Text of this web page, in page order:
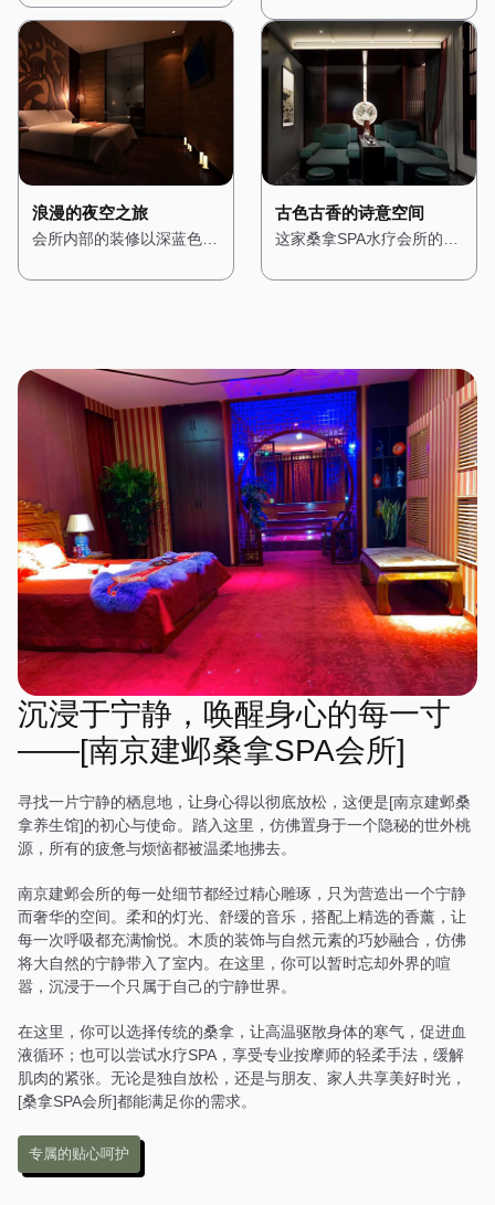
一个远离都市喧嚣的隐秘花
园，让每一位顾客都能在这
里找到属于自己的宁静。
待遇，无论是从环境的布置
还是服务的细节，都让人感
受到无与伦比的奢华体验。
漫着淡淡的檀香，让人瞬间
放松下来。 桑拿房的设计
简约而精致，采用传统的日
式风格，搭配竹编的装饰和
榻榻米，让人在享受桑拿的
同时，也能感受到禅意的宁
静。水疗区域则配备了舒适
的按摩床和私人浴缸，每个
房间都经过精心布置，搭配
柔软的棉麻布艺，营造出一
种温馨而舒适的感觉。 在
滩，让人仿佛能感受到阳光
的温暖。 桑拿房被设计成
圆形，四周环绕着蓝色的瓷
砖，搭配白色的装饰线条，
仿佛置身于海洋之中。水疗
区域则配备了舒适的按摩床
和私人浴缸，每个房间都经
过精心布置，搭配蓝色的窗
帘和海洋元素的装饰，营造
出一种浪漫而惬意的感觉。
在这里，每一次呼吸都能感
现出都市的时尚与精致。一
进门，便能看到大面积的玻
璃幕墙，将自然光线引入室
内，营造出明亮而通透的氛
围。 会所内部的装修以白
色和灰色为主色调，搭配简
洁的线条和几何图形，展现
艺术作品，搭配现代感十足
的家具，让人感受到都市的
床和私人浴缸，每个房间都
经过精心设计，搭配简洁的
装饰和舒适的布艺，营造出
一种温馨而舒适的感觉。
在这里，简约的设计风格与
高端的设施设备相结合，为
顾客提供了一个时尚而舒适
的放松空间。
间，木质的装饰与绿植随处
可见，让人瞬间忘却城市的
喧嚣。 墙壁上挂着森林主
题的画作，搭配柔和的灯
光，营造出一种温暖而宁静
的氛围。空气中弥漫着松木
的清香，仿佛置身于真正的
森林之中。桑拿房采用天然
木材搭建，搭配石质的地
面，让人在享受桑拿的同
朴与宁静。 水疗区域则配
都充满了自然的气息，每一
次放松都是一场与大自然的
亲密对话。
浪漫的夜空之旅
会所内部的装修以深蓝色和
装饰线条，展现出一种神秘
桑拿房被设计成半圆形，天
花板上装饰着星空灯，让人
在享受桑拿时仿佛置身于星
空之下。水疗区域则配备了
舒适的按摩床和私人浴缸，
每个房间都经过精心布置，
搭配星空主题的装饰，营造
出一种浪漫而宁静的感觉。
在这里，每一次放松都是一
场星空下的梦境之旅。
古色古香的诗意空间
这家桑拿SPA水疗会所的设
人仿佛穿越回了古代的宫
的中式灯具，营造出一种庄
重而典雅的氛围。 会所内
部的装修以木质为主，搭配
传统的中式图案，展现出一
种古朴与自然之美。墙壁上
挂着中国山水画，角落里摆
放着古筝和茶具，空气中弥
漫着淡淡的茶香，让人感受
到东方文化的深厚底蕴。
桑拿房采用传统的中式风
格，搭配木质的装饰和榻榻
米，让人在享受桑拿的同
时，也能感受到古典的宁
静。水疗区域则配备了舒适
的按摩床和私人浴缸，每个
房间都经过精心布置，搭配
中式风格的装饰，营造出一
种温馨而舒适的感觉。在这
里，每一次放松都是一场诗
意的旅行。
沉浸于宁静，唤醒身心的每一寸
——[南京建邺桑拿SPA会所]
寻找一片宁静的栖息地，让身心得以彻底放松，这便是[南京建邺桑
拿养生馆]的初心与使命。踏入这里，仿佛置身于一个隐秘的世外桃
源，所有的疲惫与烦恼都被温柔地拂去。
南京建邺会所的每一处细节都经过精心雕琢，只为营造出一个宁静
而奢华的空间。柔和的灯光、舒缓的音乐，搭配上精选的香薰，让
每一次呼吸都充满愉悦。木质的装饰与自然元素的巧妙融合，仿佛
将大自然的宁静带入了室内。在这里，你可以暂时忘却外界的喧
嚣，沉浸于一个只属于自己的宁静世界。
在这里，你可以选择传统的桑拿，让高温驱散身体的寒气，促进血
液循环；也可以尝试水疗SPA，享受专业按摩师的轻柔手法，缓解
肌肉的紧张。无论是独自放松，还是与朋友、家人共享美好时光，
[桑拿SPA会所]都能满足你的需求。
专属的贴心呵护